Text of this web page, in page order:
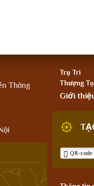
Thông
Trụ Trì
Thượng
Giới
QR-code